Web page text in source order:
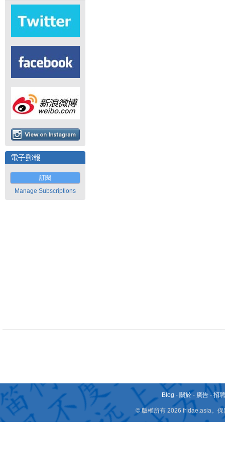
電子郵報
訂閱
Manage Subscriptions
Blog - 關於 - 廣告 -招
© 版權所有 2026 fridae.asia。